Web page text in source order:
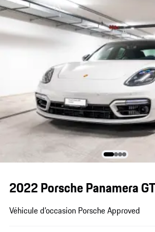
2022 Porsche Panamera
Véhicule d’occasion Porsche Approved